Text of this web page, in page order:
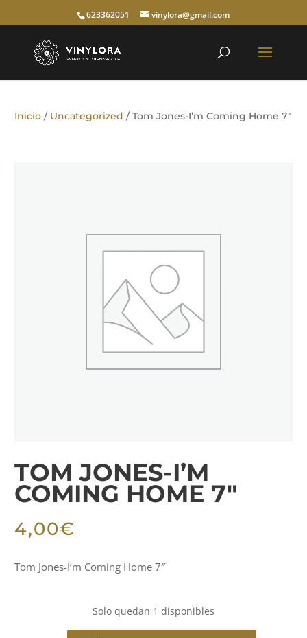
623362051 vinylora@gmail.com
Inicio / Uncategorized / Tom Jones-I’m Coming Home 7″
TOM JONES-I’M
COMING HOME 7″
4,00€
Tom Jones-I’m Coming Home 7″
Solo quedan 1 disponibles